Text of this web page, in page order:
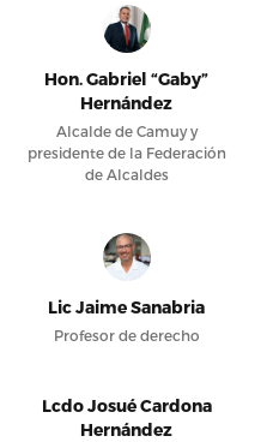
Hon. Gabriel “Gaby”
Hernández
Alcalde de Camuy y
presidente de la Federación
de Alcaldes
Lic Jaime Sanabria
Profesor de derecho
Lcdo Josué Cardona
Hernández